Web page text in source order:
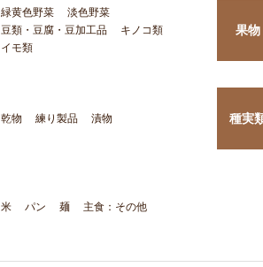
緑黄色野菜
淡色野菜
豆類・豆腐・豆加工品
キノコ類
イモ類
果物
乾物 練り製品 漬物 種実
米 パン 麺 主食：その他